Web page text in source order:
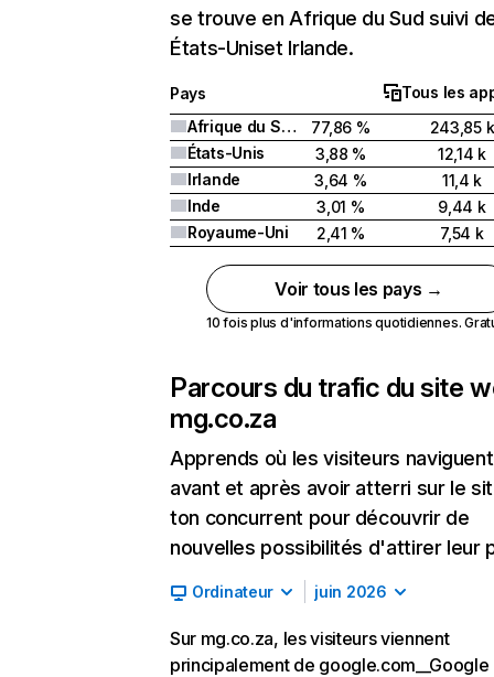
se trouve en Afrique du Sud suivi
États-Uniset Irlande.
Pays
Tous les
Afrique du Sud
77,86 %
243,85 k
États-Unis
3,88 %
12,14 k
Irlande
3,64 %
11,4 k
Inde
3,01 %
9,44 k
Royaume-Uni
2,41 % 7,54 k
Voir tous les pays →
10 fois plus d'informations quotidiennes.
Parcours du trafic du site
mg.co.za
Apprends où les visiteurs naviguent
avant et après avoir atterri sur le
ton concurrent pour découvrir de
nouvelles possibilités d'attirer leur
Ordinateur juin 2026
Sur mg.co.za, les visiteurs viennent
principalement de google.com__Google